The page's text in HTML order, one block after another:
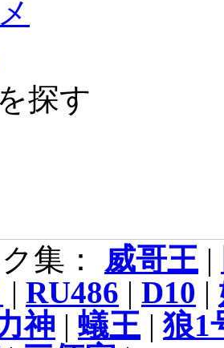
探す
集： 威哥王|
| RU486 | D10 |
神 | 蟻王|狼1